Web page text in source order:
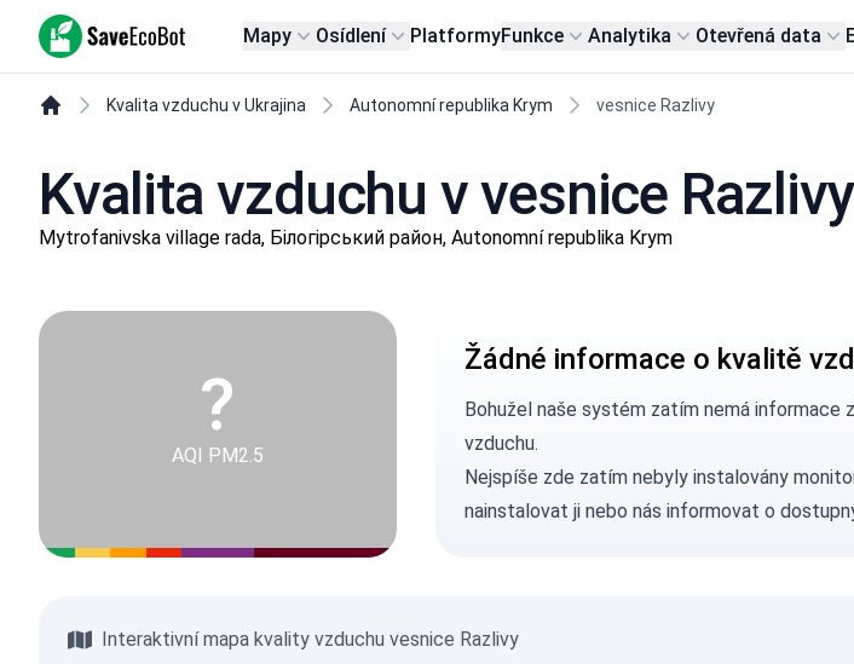
SaveEcoBot Mapy Osídlení PlatformyFunkce Analytika Otevřená data
Kvalita vzduchu v Ukrajina Autonomní republika Krym vesnice Razlivy
Kvalita vzduchu v vesnice Razlivy
Mytrofanivska village rada, Білогірський район, Autonomní republika Krym
?
AQI PM2.5
Žádné informace o kvalitě
Bohužel naše systém zatím nemá
vzduchu.
Nejspíše zde zatím nebyly instalovány
nainstalovat ji nebo nás informovat o
Interaktivní mapa kvality vzduchu vesnice Razlivy